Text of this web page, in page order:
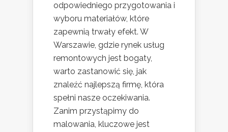
odpowiedniego przygotowania i
wyboru materiałów, które
zapewnią trwały efekt. W
Warszawie, gdzie rynek usług
remontowych jest bogaty,
warto zastanowić się, jak
znaleźć najlepszą firmę, która
spełni nasze oczekiwania.
Zanim przystąpimy do
malowania, kluczowe jest